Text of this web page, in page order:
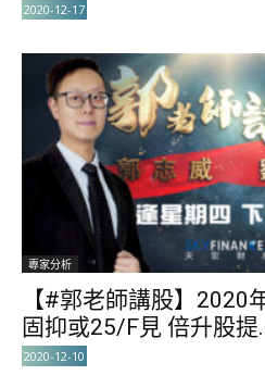
2020-12-17
專家分析
【#郭老師講股】2020
固抑或25/F見 倍升股提
2020-12-10